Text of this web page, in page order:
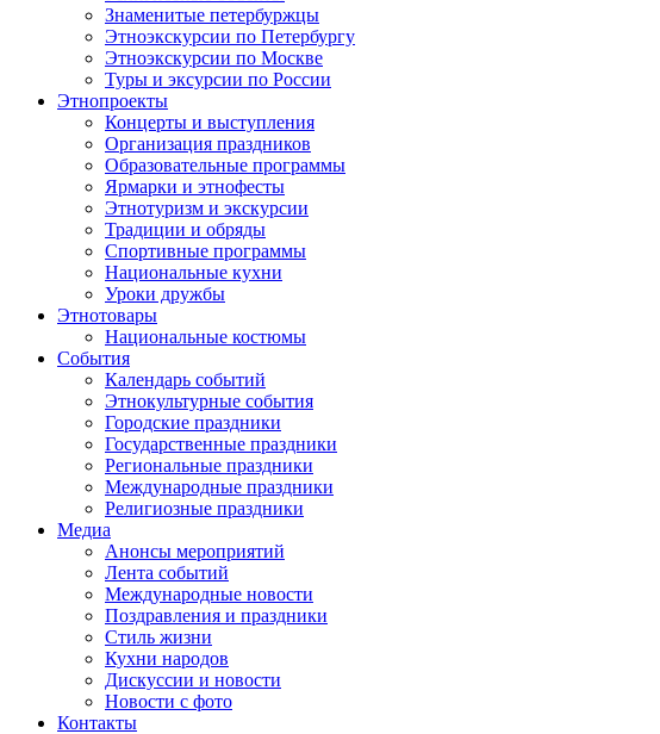
Знаменитые петербуржцы
Этноэкскурсии по Петербургу
Этноэкскурсии по Москве
Туры и эксурсии по России
Этнопроекты
Концерты и выступления
Организация праздников
Образовательные программы
Ярмарки и этнофесты
Этнотуризм и экскурсии
Традиции и обряды
Спортивные программы
Национальные кухни
Уроки дружбы
Этнотовары
Национальные костюмы
События
Календарь событий
Этнокультурные события
Городские праздники
Государственные праздники
Региональные праздники
Международные праздники
Религиозные праздники
Медиа
Анонсы мероприятий
Лента событий
Международные новости
Поздравления и праздники
Cтиль жизни
Кухни народов
Дискуссии и новости
Новости с фото
Контакты